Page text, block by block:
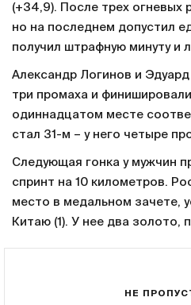
(+34,9). После трех огневых
но на последнем допустил
получил штрафную минуту и
Александр Логинов и
три промаха и
одиннадцатом месте
стал 31-м – у него четыре
Следующая гонка у мужчин
спринт на 10 километров.
место в медальном зачете,
Китаю (1). У нее два золото,
НЕ